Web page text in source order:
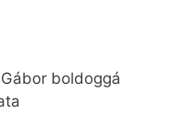
boldoggá